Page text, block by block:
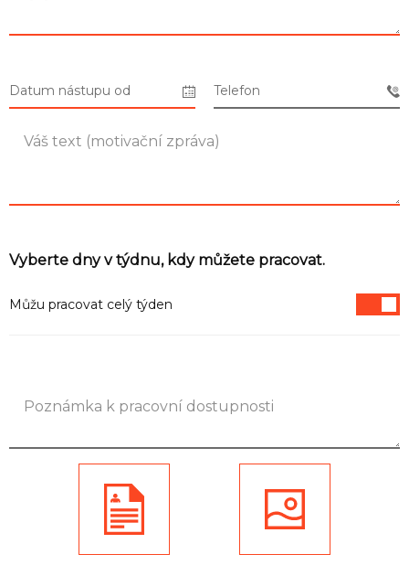
Datum nástupu od Telefon
Vyberte dny v týdnu, kdy můžete pracovat.
Můžu pracovat celý týden